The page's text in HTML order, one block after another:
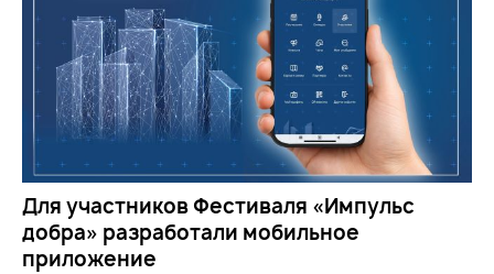
Для участников Фестиваля «Импульс
добра» разработали мобильное
приложение